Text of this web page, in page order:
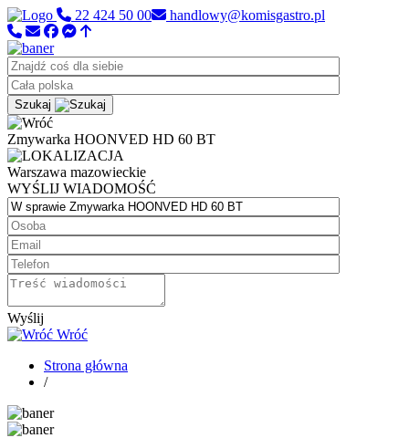
22 424 50 00 handlowy@komisgastro.pl
Szukaj
Zmywarka HOONVED HD 60 BT
Warszawa mazowieckie
WYŚLIJ WIADOMOŚĆ
Wyślij
Wróć
Strona główna
/